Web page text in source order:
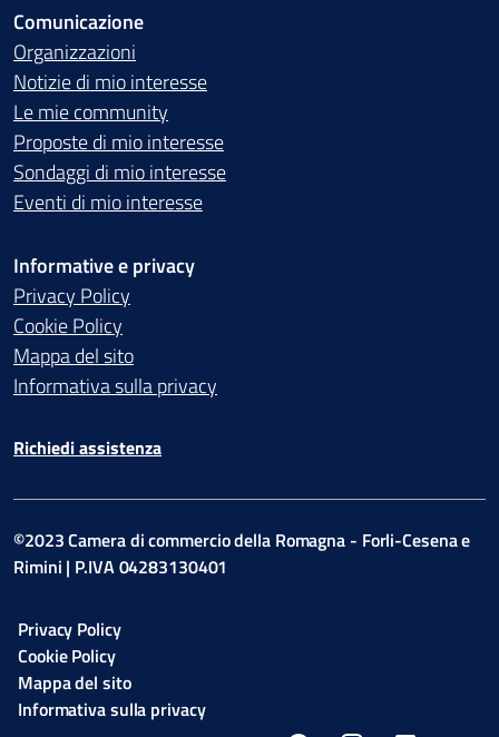
Comunicazione
Organizzazioni
Notizie di mio interesse
Le mie community
Proposte di mio interesse
Sondaggi di mio interesse
Eventi di mio interesse
Informative e privacy
Privacy Policy
Cookie Policy
Mappa del sito
Informativa sulla privacy
Richiedi assistenza
©2023 Camera di commercio della Romagna - Forli-Cesena e
Rimini | P.IVA 04283130401
Privacy Policy
Cookie Policy
Mappa del sito
Informativa sulla privacy